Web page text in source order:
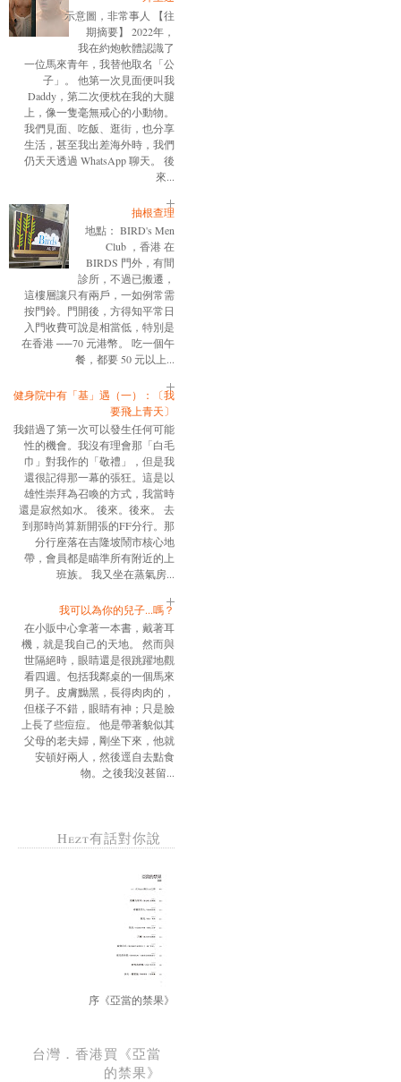
示意圖，非常事人 【往
期摘要】 2022年，
我在約炮軟體認識了
一位馬來青年，我替他取名「公
子」。 他第一次見面便叫我
Daddy，第二次便枕在我的大腿
上，像一隻毫無戒心的小動物。
我們見面、吃飯、逛街，也分享
生活，甚至我出差海外時，我們
仍天天透過 WhatsApp 聊天。 後
來...
抽根查理
地點： BIRD's Men
Club ，香港 在
BIRDS 門外，有間
診所，不過已搬遷，
這樓層讓只有兩戶，一如例常需
按門鈴。門開後，方得知平常日
入門收費可說是相當低，特別是
在香港 ──70 元港幣。 吃一個午
餐，都要 50 元以上...
健身院中有「基」遇（一）：〔我
要飛上青天〕
我錯過了第一次可以發生任何可能
性的機會。我沒有理會那「白毛
巾」對我作的「敬禮」，但是我
還很記得那一幕的張狂。這是以
雄性崇拜為召喚的方式，我當時
還是寂然如水。 後來。後來。 去
到那時尚算新開張的FF分行。那
分行座落在吉隆坡鬧市核心地
帶，會員都是瞄準所有附近的上
班族。 我又坐在蒸氣房...
我可以為你的兒子...嗎？
在小販中心拿著一本書，戴著耳
機，就是我自己的天地。 然而與
世隔絕時，眼睛還是很跳躍地觀
看四週。包括我鄰桌的一個馬來
男子。皮膚黝黑，長得肉肉的，
但樣子不錯，眼睛有神；只是臉
上長了些痘痘。 他是帶著貌似其
父母的老夫婦，剛坐下來，他就
安頓好兩人，然後逕自去點食
物。之後我沒甚留...
Hezt有話對你說
序《亞當的禁果》
台灣．香港買《亞當
的禁果》